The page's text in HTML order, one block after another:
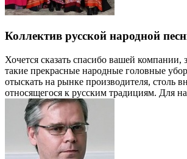
Коллектив русской народной
Хочется сказать спасибо вашей компании,
такие прекрасные народные головные
отыскать на рынке производителя, столь
относящегося к русским традициям. Для